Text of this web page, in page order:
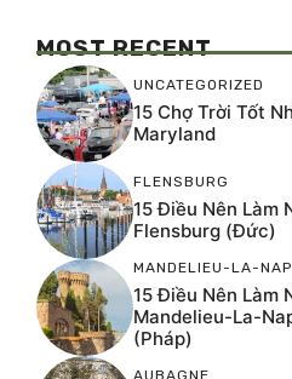
MOST RECENT
UNCATEGORIZED
15 Chợ Trời Tốt
Maryland
FLENSBURG
15 Điều Nên Làm
Flensburg (Đức)
MANDELIEU-LA-
15 Điều Nên Làm
Mandelieu-La-
(Pháp)
AUBAGNE